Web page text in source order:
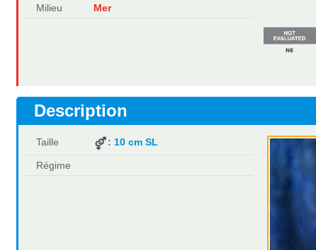
Milieu Mer
Description
Taille : 10 cm SL
Régime